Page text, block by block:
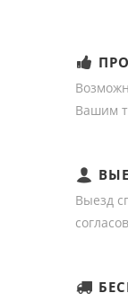
Вашим
Выезд